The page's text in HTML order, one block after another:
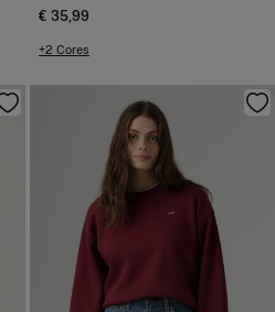
€ 35,99
+2 Cores